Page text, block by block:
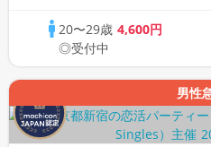
20〜29歳4,600円
◎受付中
男性